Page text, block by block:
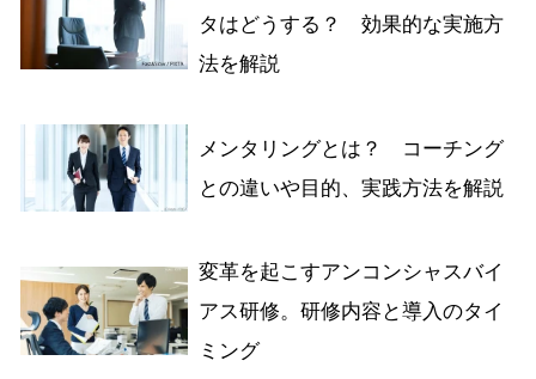
タはどうする？ 効果的な実施方
法を解説
メンタリングとは？ コーチング
との違いや目的、実践方法を解説
変革を起こすアンコンシャスバイ
アス研修。研修内容と導入のタイ
ミング